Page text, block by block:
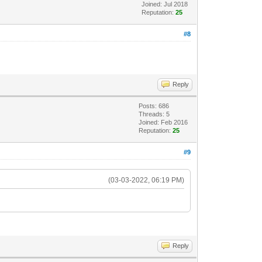
Joined: Jul 2018
Reputation:25
#8
Reply
Posts: 686
Threads: 5
Joined: Feb 2016
Reputation:25
#9
(03-03-2022, 06:19 PM)
Reply